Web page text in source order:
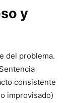
y
del problema.
consistente
improvisado)